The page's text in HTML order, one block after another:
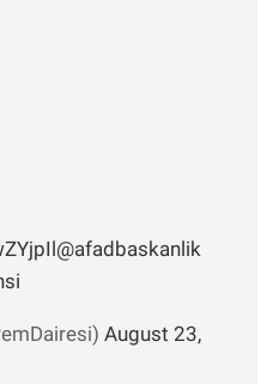
@afadbaskanlik
August 23,